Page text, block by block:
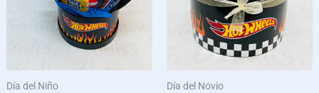
Día del Niño Día del Novio